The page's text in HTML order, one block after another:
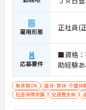
雇用形態 正社員(
応募要件
■資格：
助経験あ
無資格OK 産休･育休･介護休
社会保険完備
交通費支給